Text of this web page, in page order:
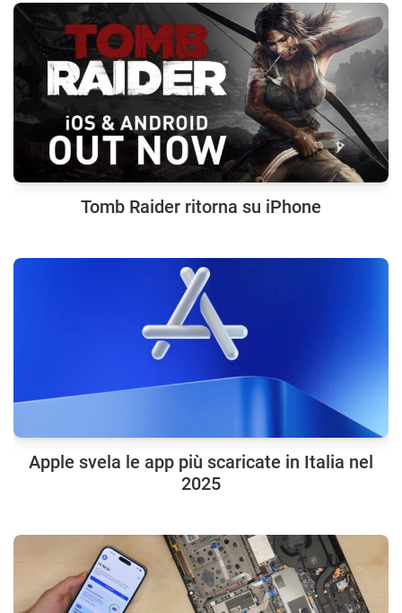
Tomb Raider ritorna su iPhone
Apple svela le app più scaricate in Italia nel
2025